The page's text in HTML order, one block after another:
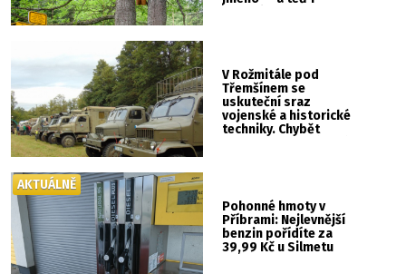
V Rožmitále pod
Třemšínem se
uskuteční sraz
vojenské a historické
techniky. Chybět
Pohonné hmoty v
Příbrami: Nejlevnější
benzin pořídíte za
39,99 Kč u Silmetu
AKTUÁLNĚ